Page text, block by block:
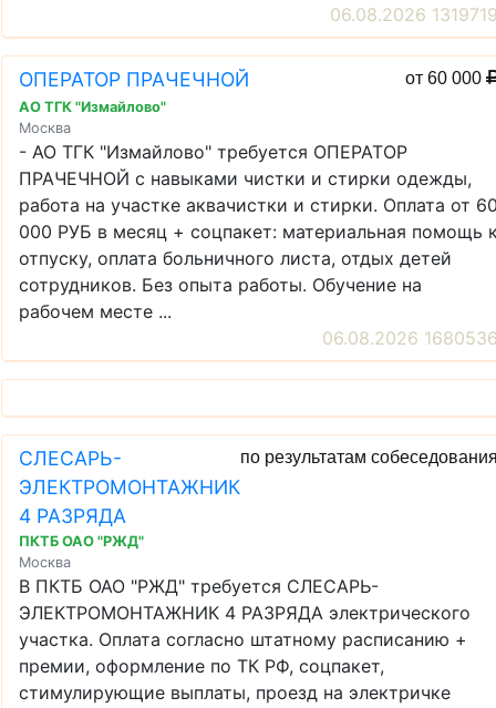
06.08.2026
ОПЕРАТОР ПРАЧЕЧНОЙ от 60 000
АО ТГК "Измайлово"
Москва
- АО ТГК "Измайлово" требуется ОПЕРАТОР
ПРАЧЕЧНОЙ с навыками чистки и стирки одежды,
работа на участке аквачистки и стирки. Оплата от
000 РУБ в месяц + соцпакет: материальная помощь
отпуску, оплата больничного листа, отдых детей
сотрудников. Без опыта работы. Обучение на
рабочем месте ...
06.08.2026
СЛЕСАРЬ-
ЭЛЕКТРОМОНТАЖНИК
4 РАЗРЯДА
по результатам
ПКТБ ОАО "РЖД"
Москва
В ПКТБ ОАО "РЖД" требуется СЛЕСАРЬ-
ЭЛЕКТРОМОНТАЖНИК 4 РАЗРЯДА электрического
участка. Оплата согласно штатному расписанию +
премии, оформление по ТК РФ, соцпакет,
стимулирующие выплаты, проезд на электричке